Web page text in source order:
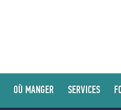
OÙ MANGER SERVICES